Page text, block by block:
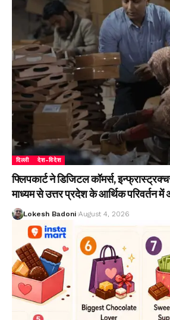
दिल्ली देश-विदेश
फ्लिपकार्ट ने डिजिटल कॉमर्स,
माध्यम से उत्तर प्रदेश के आर्थिक परिवर्तन में
Lokesh Badoni August 4, 2026